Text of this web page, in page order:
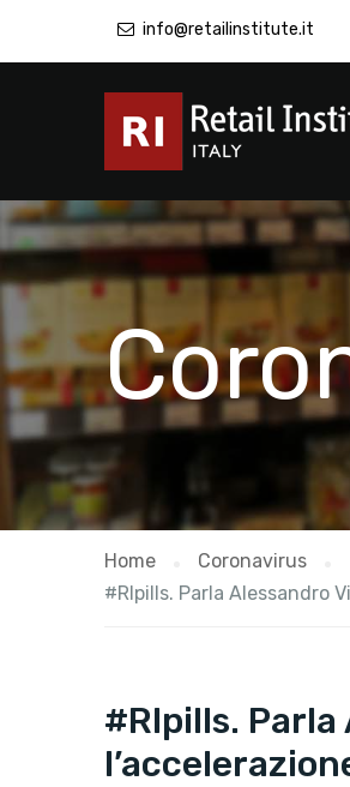
info@retailinstitute.it
Home
Coronavirus
#RIpills. Parla Alessandro
#RIpills. Parla